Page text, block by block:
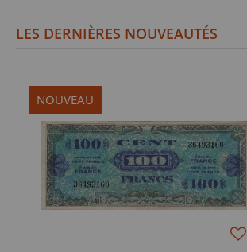
LES DERNIÈRES NOUVEAUTÉS
NOUVEAU